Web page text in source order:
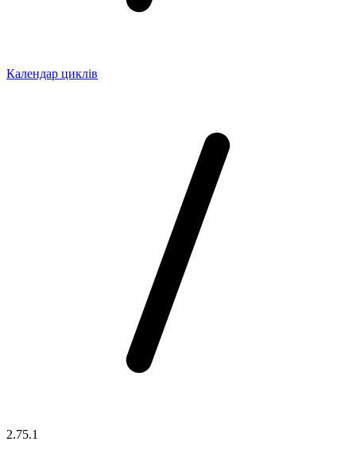
Календар циклів
2.75.1